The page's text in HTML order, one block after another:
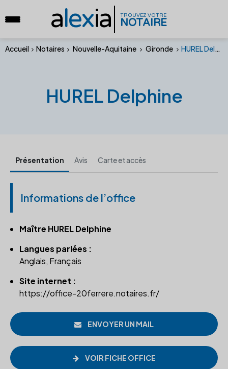
alexia TROUVEZ VOTRE
NOTAIRE
Accueil Notaires Nouvelle-Aquitaine Gironde HUREL Delphine
HUREL Delphine
Présentation Avis Carte et accès
Informations de l’office
Maître HUREL Delphine
Langues parlées :
Anglais, Français
Site internet :
https://office-20ferrere.notaires.fr/
ENVOYER UN MAIL
VOIR FICHE OFFICE